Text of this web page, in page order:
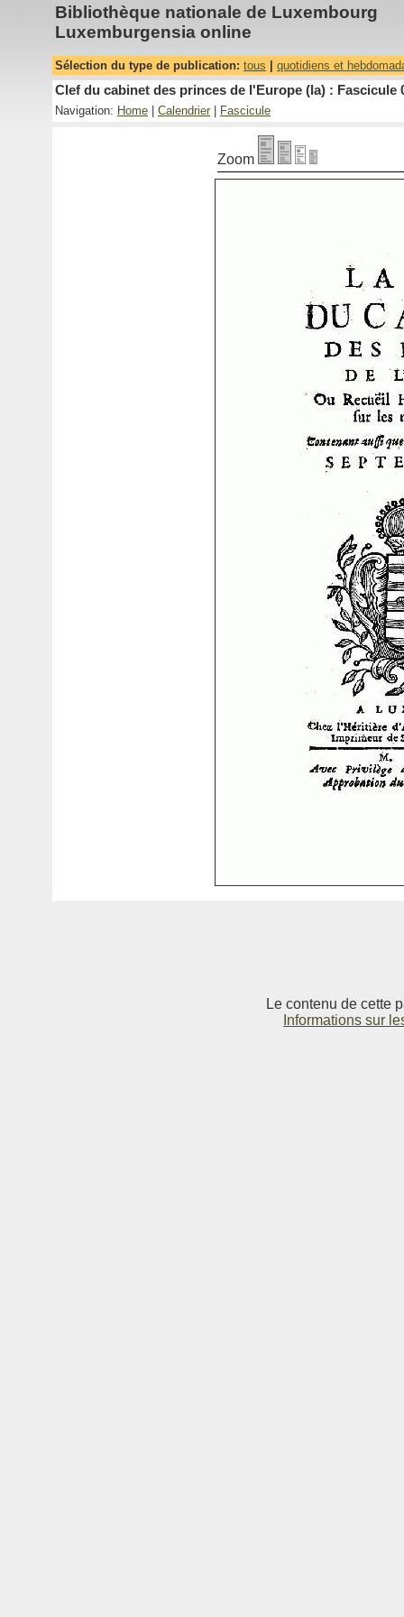
Bibliothèque nationale de Luxembourg
Luxemburgensia online
Sélection du type de publication: tous quotidiens et
Clef du cabinet des princes de l'Europe (la) : Fascicule
Navigation: Home Calendrier Fascicule
Zoom
Le contenu de cette
Informations sur